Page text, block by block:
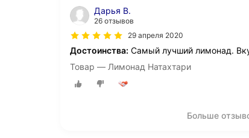
Дарья В.
26 отзывов
29 апреля 2020
Достоинства: Самый лучший лимонад.
Товар — Лимонад Натахтари
Больше